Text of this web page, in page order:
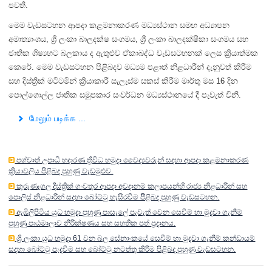
පවතී.
මෙම වැඩසටහන ආපදා කළමනාකරණ මධ්‍යස්ථාන සමඟ අධ්‍යාපන
අමාත්‍යාංශය, ශ්‍රී ලංකා බාලදක්ෂ සංගමය, ශ්‍රී ලංකා බාලදක්ෂිකා සංගමය සහ
ජාතික ශිෂ්‍යභට බලකාය ද ඇතුළුව ඒකාබද්ධ වැඩසටහනක් ලෙස ක්‍රියාත්මක
කෙරේ. මෙම වැඩසටහන පිළිබදව මධ්‍යම පළාත් නිළධාරීන් දැනුවත් කිරීම
සහ දිස්ත්‍රික් මටිටමින් ක්‍රියාකාරී සැලැස්ම සකස් කිරීම මාර්තු මස 16 දින
පොල්ගොල්ල ජාතික සමූපකාර සංවර්ධන මධ්‍යස්ථානයේ දී පැවැත් විනි.
மேலும் படிக்க ...
පශ්චාත් උපාධි හදාරණ ත්‍රිවිධ හමුදා වෛද්‍යවරුන් සදහා ආපදා කළමනාකරණ
ක්‍රියාවලිය පිළිබද පුහුණු වැඩමුළුව.
කුරුණෑගල දිස්ත්‍රික් ගංවතුර ආපදා අවදානම් කලාපයන්හි රාජ්‍ය නිළධාරීන් සහ
පොලිස් නිළධාරීන් සදහා බෝට්ටු හැසිරවීම පිිළිබද පුහුණු වැඩසටහන.
ඇඹිලිපිටිය යුධ හමුදා පුහුණු පාසැලේ පැවැත් වෙන සෙවීම් හා මුදවා ගැනීම්
පුහුණු පාඨමාලාව නිරීක්ෂණය සහ සහතික පත් ප්‍රදානය.
ශ්‍රි ලංකා යුධ හමුදා 61 වන බල සේනාංකයේ සෙවීම් හා මුදවා ගැනීම් කන්ඩායම්
සදහා බෝට්ටු පැදවීම සහ බෝට්ටු නටත්තු කිරීම පිළිබද පුහුණු වැඩසටහන.